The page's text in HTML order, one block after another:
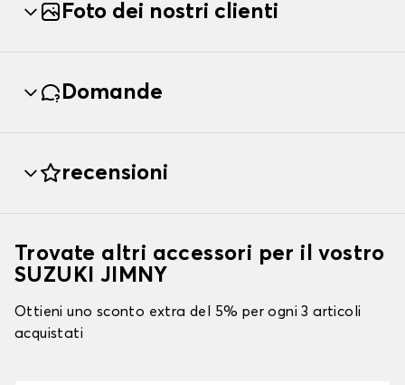
Foto dei nostri clienti
Domande
recensioni
Trovate altri accessori per il vostro
SUZUKI JIMNY
Ottieni uno sconto extra del 5% per ogni 3 articoli
acquistati